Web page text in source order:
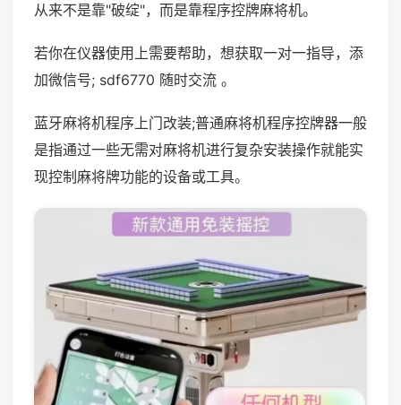
从来不是靠"破绽"，而是靠程序控牌麻将机。
若你在仪器使用上需要帮助，想获取一对一指导，添
加微信号; sdf6770 随时交流 。
蓝牙麻将机程序上门改装;普通麻将机程序控牌器一般
是指通过一些无需对麻将机进行复杂安装操作就能实
现控制麻将牌功能的设备或工具。